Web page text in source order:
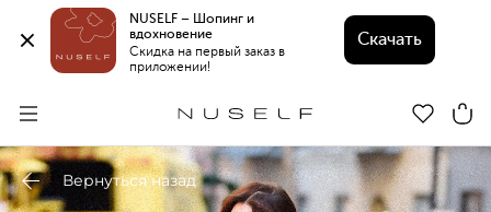
NUSELF – Шопинг и
вдохновение
Скидка на первый заказ в
приложении!
Скачать
Вернуться назад